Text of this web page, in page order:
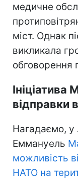
медичне
міст. Однак
викликала
обговорення
відправки
Нагадаємо, у
Еммануель
можливість
НАТО на